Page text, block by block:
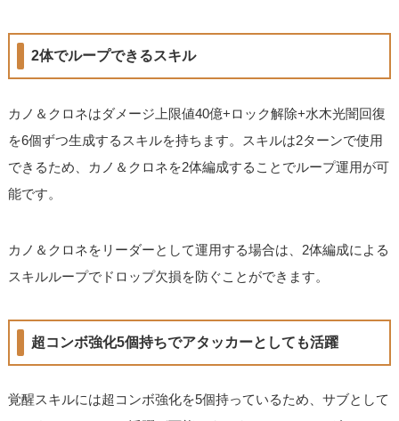
2体でループできるスキル
カノ＆クロネはダメージ上限値40億+ロック解除+水木光闇回復
を6個ずつ生成するスキルを持ちます。スキルは2ターンで使用
できるため、カノ＆クロネを2体編成することでループ運用が可
能です。
カノ＆クロネをリーダーとして運用する場合は、2体編成による
スキルループでドロップ欠損を防ぐことができます。
超コンボ強化5個持ちでアタッカーとしても活躍
覚醒スキルには超コンボ強化を5個持っているため、サブとして